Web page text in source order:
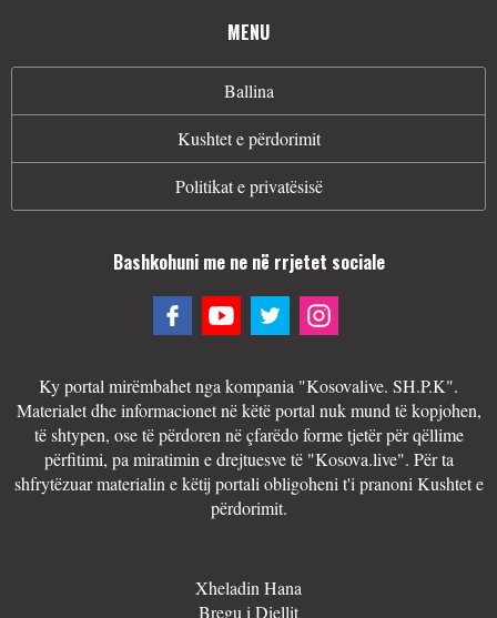
MENU
Ballina
Kushtet e përdorimit
Politikat e privatësisë
Bashkohuni me ne në rrjetet sociale
Ky portal mirëmbahet nga kompania "Kosovalive. SH.P.K".
Materialet dhe informacionet në këtë portal nuk mund të kopjohen,
të shtypen, ose të përdoren në çfarëdo forme tjetër për qëllime
përfitimi, pa miratimin e drejtuesve të "Kosova.live". Për ta
shfrytëzuar materialin e këtij portali obligoheni t'i pranoni Kushtet e
përdorimit.
Xheladin Hana
Bregu i Diellit